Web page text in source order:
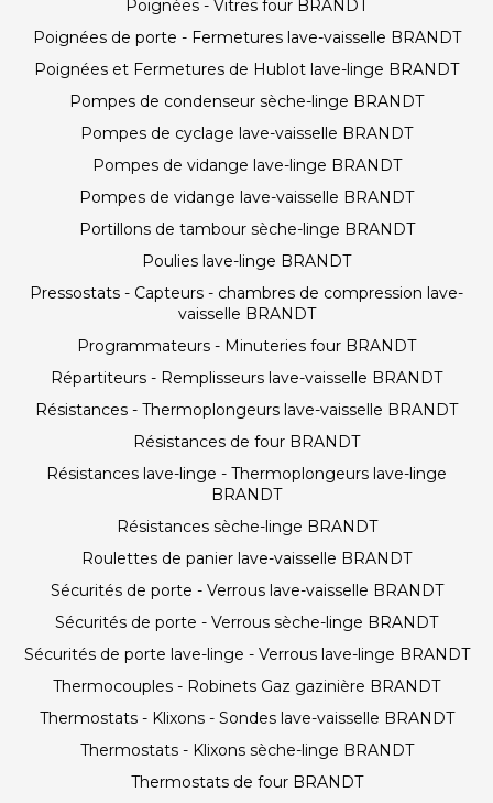
Poignées - Vitres four BRANDT
Poignées de porte - Fermetures lave-vaisselle BRANDT
Poignées et Fermetures de Hublot lave-linge BRANDT
Pompes de condenseur sèche-linge BRANDT
Pompes de cyclage lave-vaisselle BRANDT
Pompes de vidange lave-linge BRANDT
Pompes de vidange lave-vaisselle BRANDT
Portillons de tambour sèche-linge BRANDT
Poulies lave-linge BRANDT
Pressostats - Capteurs - chambres de compression lave-
vaisselle BRANDT
Programmateurs - Minuteries four BRANDT
Répartiteurs - Remplisseurs lave-vaisselle BRANDT
Résistances - Thermoplongeurs lave-vaisselle BRANDT
Résistances de four BRANDT
Résistances lave-linge - Thermoplongeurs lave-linge
BRANDT
Résistances sèche-linge BRANDT
Roulettes de panier lave-vaisselle BRANDT
Sécurités de porte - Verrous lave-vaisselle BRANDT
Sécurités de porte - Verrous sèche-linge BRANDT
Sécurités de porte lave-linge - Verrous lave-linge BRANDT
Thermocouples - Robinets Gaz gazinière BRANDT
Thermostats - Klixons - Sondes lave-vaisselle BRANDT
Thermostats - Klixons sèche-linge BRANDT
Thermostats de four BRANDT